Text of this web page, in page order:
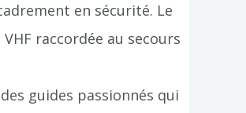
en sécurité. Le
raccordée au secours
guides passionnés qui